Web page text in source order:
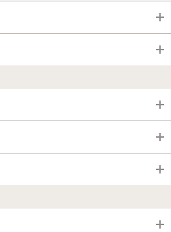
ハーモニーランド
みたまご」
見店
ジきよかわ
見店